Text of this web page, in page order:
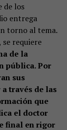
de los
entrega
torno al tema.
requiere
de la
pública. Por
sus
través de las
que
el doctor
final en rigor